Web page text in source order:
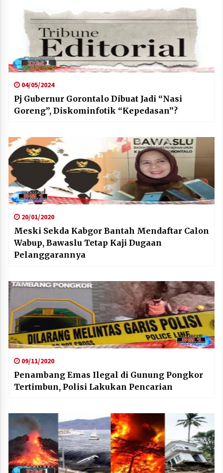
04/05/2024
Pj Gubernur Gorontalo Dibuat Jadi “Nasi
Goreng”, Diskominfotik “Kepedasan”?
20/01/2020
Meski Sekda Kabgor Bantah Mendaftar Calon
Wabup, Bawaslu Tetap Kaji Dugaan
Pelanggarannya
09/11/2020
Penambang Emas Ilegal di Gunung Pongkor
Tertimbun, Polisi Lakukan Pencarian